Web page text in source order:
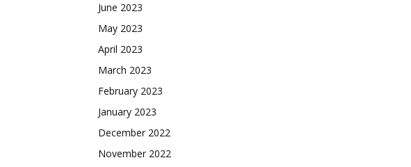
June 2023
May 2023
April 2023
March 2023
February 2023
January 2023
December 2022
November 2022